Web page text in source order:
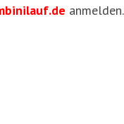
anmelden.